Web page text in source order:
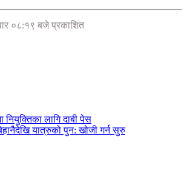
०८:१९ बजे प्रकाशित
नियुक्तिका लागि दाबी पेस
यात्रुको पुन: खोजी गर्न सुरु